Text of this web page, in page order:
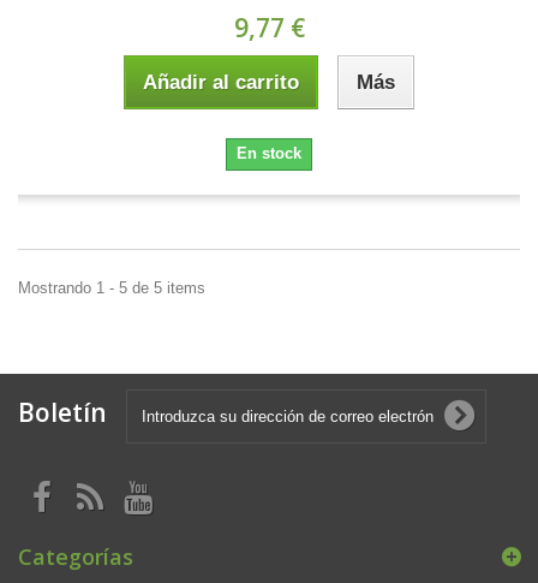
9,77 €
Añadir al carrito Más
En stock
Mostrando 1 - 5 de 5 items
Boletín
Categorías